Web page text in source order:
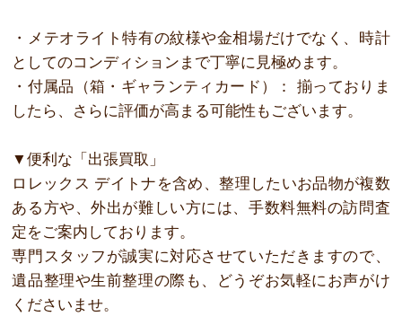
・メテオライト特有の紋様や金相場だけでなく、時計
としてのコンディションまで丁寧に見極めます。
・付属品（箱・ギャランティカード）： 揃っておりま
したら、さらに評価が高まる可能性もございます。
▼便利な「出張買取」
ロレックス デイトナを含め、整理したいお品物が複数
ある方や、外出が難しい方には、手数料無料の訪問査
定をご案内しております。
専門スタッフが誠実に対応させていただきますので、
遺品整理や生前整理の際も、どうぞお気軽にお声がけ
くださいませ。